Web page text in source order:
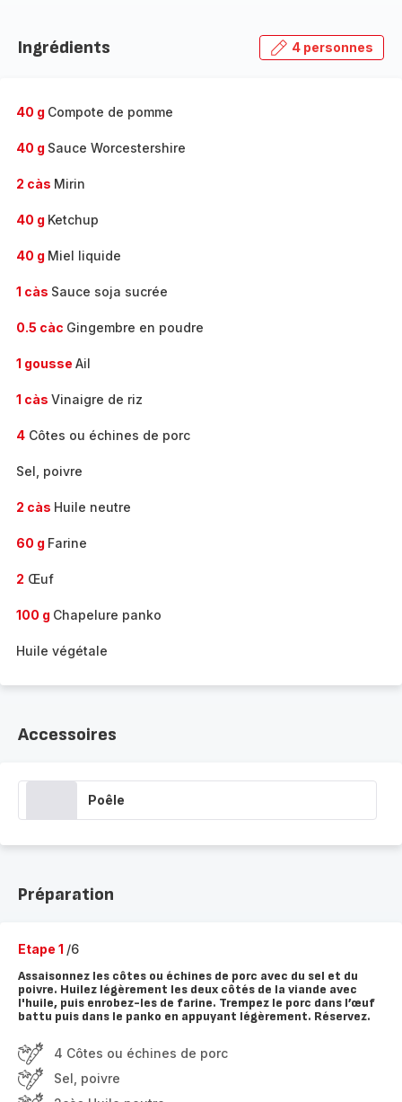
Ingrédients 4 personnes
40 g Compote de pomme
40 g Sauce Worcestershire
2 càs Mirin
40 g Ketchup
40 g Miel liquide
1 càs Sauce soja sucrée
0.5 càc Gingembre en poudre
1 gousse Ail
1 càs Vinaigre de riz
4 Côtes ou échines de porc
Sel, poivre
2 càs Huile neutre
60 g Farine
2 Œuf
100 g Chapelure panko
Huile végétale
Accessoires
Poêle
Préparation
Etape 1 /6
Assaisonnez les côtes ou échines de porc avec du sel et du
poivre. Huilez légèrement les deux côtés de la viande avec
l'huile, puis enrobez-les de farine. Trempez le porc dans l’œuf
battu puis dans le panko en appuyant légèrement. Réservez.
4 Côtes ou échines de porc
Sel, poivre